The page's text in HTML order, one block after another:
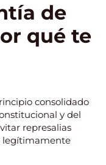
de
qué te
consolidado
y del
represalias
legítimamente